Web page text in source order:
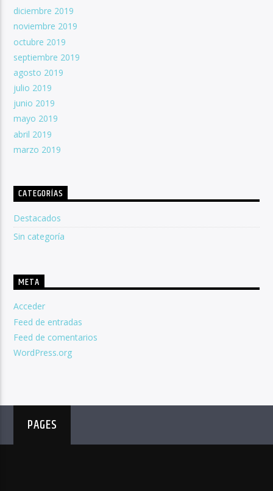
diciembre 2019
noviembre 2019
octubre 2019
septiembre 2019
agosto 2019
julio 2019
junio 2019
mayo 2019
abril 2019
marzo 2019
CATEGORÍAS
Destacados
Sin categoría
META
Acceder
Feed de entradas
Feed de comentarios
WordPress.org
PAGES